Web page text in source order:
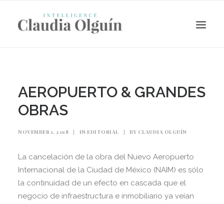
Search
AEROPUERTO & GRANDES
OBRAS
NOVEMBER 1, 2018 | IN EDITORIAL | BY CLAUDIA OLGUÍN
La cancelación de la obra del Nuevo Aeropuerto
Internacional de la Ciudad de México (NAIM) es sólo
la continuidad de un efecto en cascada que el
negocio de infraestructura e inmobiliario ya veían